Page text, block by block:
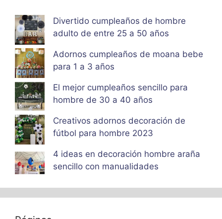
Divertido cumpleaños de hombre
adulto de entre 25 a 50 años
Adornos cumpleaños de moana bebe
para 1 a 3 años
El mejor cumpleaños sencillo para
hombre de 30 a 40 años
Creativos adornos decoración de
fútbol para hombre 2023
4 ideas en decoración hombre araña
sencillo con manualidades